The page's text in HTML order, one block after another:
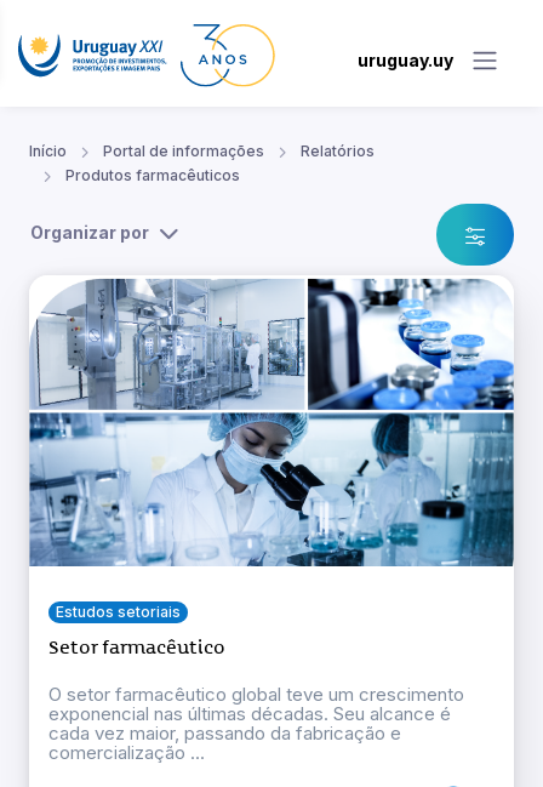
uruguay.uy
Início Portal de informações
Relatórios
Produtos farmacêuticos
Organizar por
Estudos setoriais
Setor farmacêutico
O setor farmacêutico global teve um crescimento
exponencial nas últimas décadas. Seu alcance é
cada vez maior, passando da fabricação e
comercialização ...